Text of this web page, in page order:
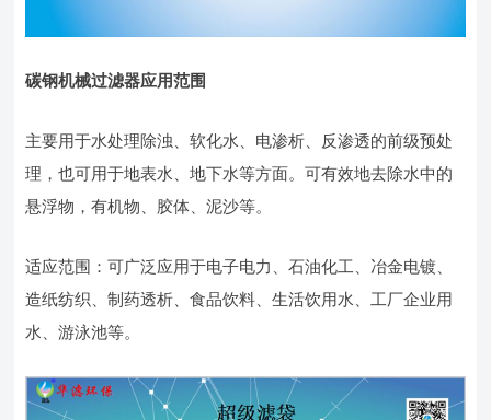
碳钢机械过滤器应用范围
主要用于水处理除浊、软化水、电渗析、反渗透的前级预处
理，也可用于地表水、地下水等方面。可有效地去除水中的
悬浮物，有机物、胶体、泥沙等。
适应范围：可广泛应用于电子电力、石油化工、冶金电镀、
造纸纺织、制药透析、食品饮料、生活饮用水、工厂企业用
水、游泳池等。